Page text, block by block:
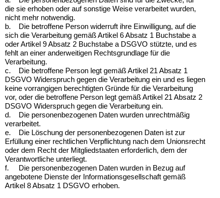
die sie erhoben oder auf sonstige Weise verarbeitet wurden,
nicht mehr notwendig.
b.
Die betroffene Person widerruft ihre Einwilligung, auf die
sich die Verarbeitung gemäß Artikel 6 Absatz 1 Buchstabe a
oder Artikel 9 Absatz 2 Buchstabe a DSGVO stützte, und es
fehlt an einer anderweitigen Rechtsgrundlage für die
Verarbeitung.
c.
Die betroffene Person legt gemäß Artikel 21 Absatz 1
DSGVO Widerspruch gegen die Verarbeitung ein und es liegen
keine vorrangigen berechtigten Gründe für die Verarbeitung
vor, oder die betroffene Person legt gemäß Artikel 21 Absatz 2
DSGVO Widerspruch gegen die Verarbeitung ein.
d.
Die personenbezogenen Daten wurden unrechtmäßig
verarbeitet.
e.
Die Löschung der personenbezogenen Daten ist zur
Erfüllung einer rechtlichen Verpflichtung nach dem Unionsrecht
oder dem Recht der Mitgliedstaaten erforderlich, dem der
Verantwortliche unterliegt.
f.
Die personenbezogenen Daten wurden in Bezug auf
angebotene Dienste der Informationsgesellschaft gemäß
Artikel 8 Absatz 1 DSGVO erhoben.